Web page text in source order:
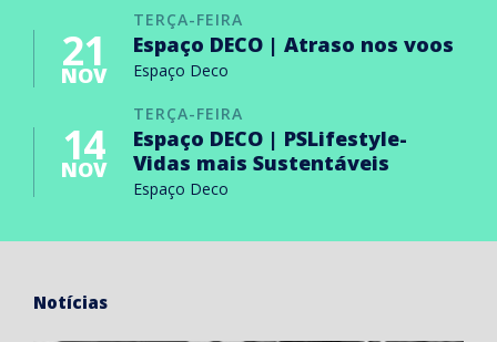
TERÇA-FEIRA
21
NOV
Espaço DECO | Atraso nos voos
Espaço Deco
TERÇA-FEIRA
14
NOV
Espaço DECO | PSLifestyle-
Vidas mais Sustentáveis
Espaço Deco
Notícias